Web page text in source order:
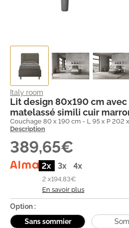
Italy room
Lit design 80x190 cm
matelassé simili cuir
Couchage 80 x 190 cm - L 95 x P 202
Description
389,65€
2x 3x 4x
2 x194,83€
En savoir plus
Option :
Sans sommier